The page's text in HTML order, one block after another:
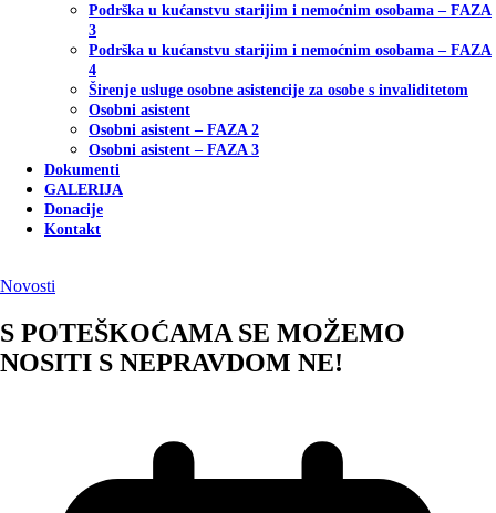
Podrška u kućanstvu starijim i nemoćnim osobama – FAZA
3
Podrška u kućanstvu starijim i nemoćnim osobama – FAZA
4
Širenje usluge osobne asistencije za osobe s invaliditetom
Osobni asistent
Osobni asistent – FAZA 2
Osobni asistent – FAZA 3
Dokumenti
GALERIJA
Donacije
Kontakt
Novosti
S POTEŠKOĆAMA SE MOŽEMO
NOSITI S NEPRAVDOM NE!